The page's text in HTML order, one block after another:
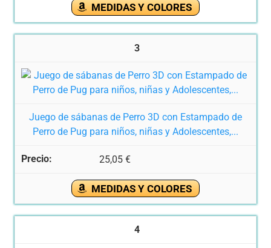
MEDIDAS Y COLORES
3
Juego de sábanas de Perro 3D con Estampado de
Perro de Pug para niños, niñas y Adolescentes,...
25,05 €
MEDIDAS Y COLORES
4